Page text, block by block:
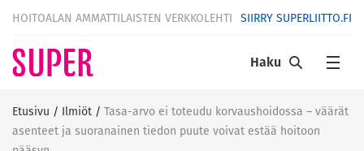
HOITOALAN AMMATTILAISTEN VERKKOLEHTI SIIRRY SUPERLIITTO.FI
Haku
Etusivu / Ilmiöt / Tasa-arvo ei toteudu korvaushoidossa – väärät
asenteet ja suoranainen tiedon puute voivat estää hoitoon